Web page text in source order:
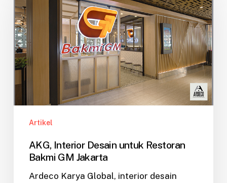
Desain
untuk
Restoran
Bakmi
GM
Jakarta
Artikel
AKG, Interior Desain untuk Restoran
Bakmi GM Jakarta
Ardeco Karya Global, interior desain